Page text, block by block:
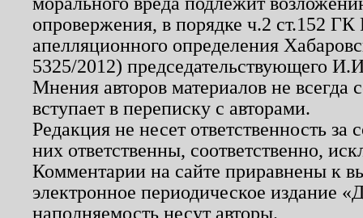
опровержения, в порядке ч.2 ст.152
апелляционного определения
5325/2012) председательствующего
Мнения авторов материалов не
вступает в переписку с авторами.
Редакция не несет ответственность
них ответственны, соответственно,
Комментарии на сайте приравнены к
электронное периодическое издание
наполняемость несут авторы.